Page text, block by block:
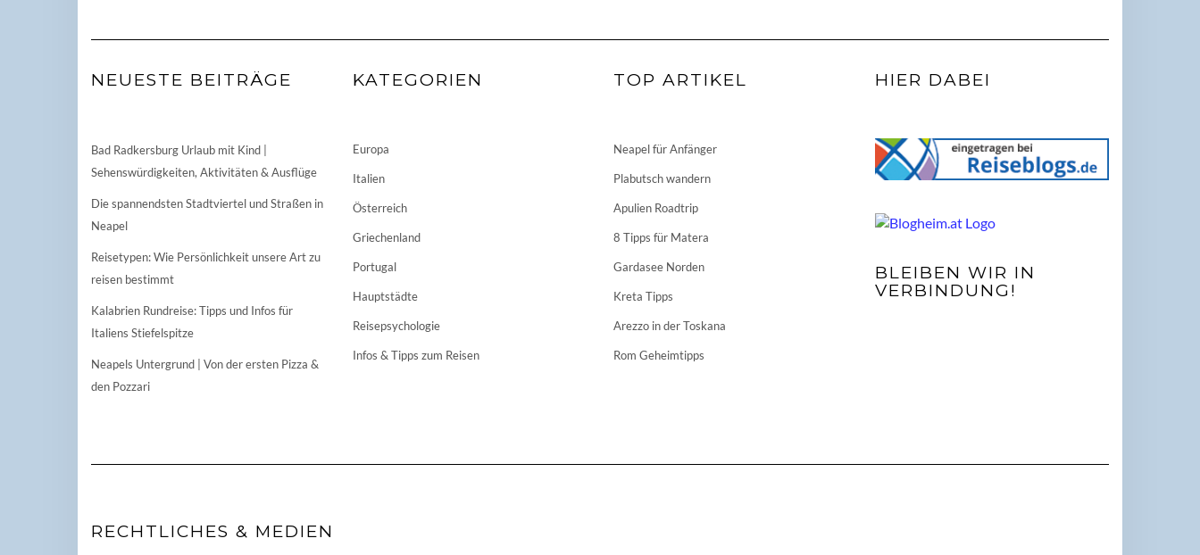
NEUESTE BEITRÄGE
Bad Radkersburg Urlaub mit Kind |
Sehenswürdigkeiten, Aktivitäten & Ausflüge
Die spannendsten Stadtviertel und Straßen in
Neapel
Reisetypen: Wie Persönlichkeit unsere Art zu
reisen bestimmt
Kalabrien Rundreise: Tipps und Infos für
Italiens Stiefelspitze
Neapels Untergrund | Von der ersten Pizza &
den Pozzari
KATEGORIEN
Europa
Italien
Österreich
Griechenland
Portugal
Hauptstädte
Reisepsychologie
Infos & Tipps zum Reisen
TOP ARTIKEL
Neapel für Anfänger
Plabutsch wandern
Apulien Roadtrip
8 Tipps für Matera
Gardasee Norden
Kreta Tipps
Arezzo in der Toskana
Rom Geheimtipps
HIER DABEI
BLEIBEN WIR IN
VERBINDUNG!
RECHTLICHES & MEDIEN